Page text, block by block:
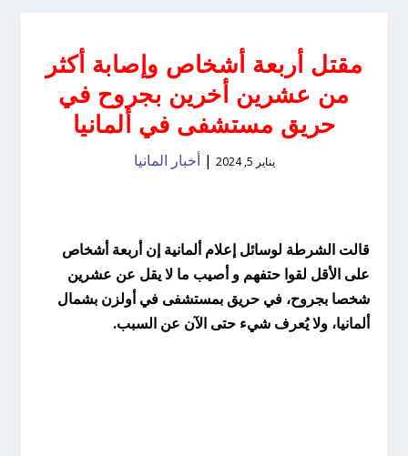
مقتل أربعة أشخاص وإصابة أكثر
من عشرين أخرين بجروح في
حريق مستشفى في ألمانيا
يناير 5, 2024 |أخبار المانيا
قالت الشرطة لوسائل إعلام ألمانية إن أربعة أشخاص
على الأقل لقوا حتفهم و أصيب ما لا يقل عن عشرين
شخصا بجروح، في حريق بمستشفى في أولزن بشمال
ألمانيا، ولا يُعرف شيء حتى الآن عن السبب.